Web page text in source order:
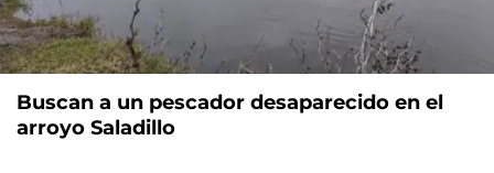
Buscan a un pescador desaparecido en el
arroyo Saladillo